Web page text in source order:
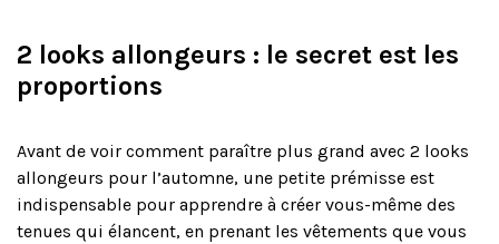
2 looks allongeurs : le secret est les
proportions
Avant de voir comment paraître plus grand avec 2 looks
allongeurs pour l’automne, une petite prémisse est
indispensable pour apprendre à créer vous-même des
tenues qui élancent, en prenant les vêtements que vous